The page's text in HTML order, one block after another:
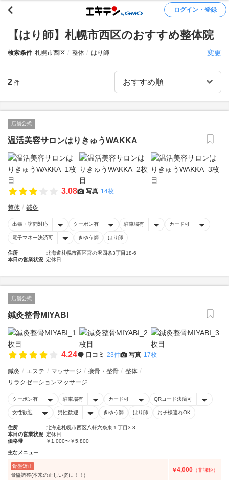
ログイン・登録
【はり師】札幌市西区のおすすめ整体院
検索条件 札幌市西区 整体 はり師 変更
2 件
店舗公式
温活美容サロンはりきゅうWAKKA
3.08 写真 14枚
整体 鍼灸
出張・訪問対応 クーポン有 駐車場有 カード可
電子マネー決済可 きゆう師 はり師
住所
北海道札幌市西区宮の沢四条3丁目18-6
本日の営業状況 定休日
店舗公式
鍼灸整骨MIYABI
4.24 口コミ 23件 写真 17枚
鍼灸 エステ マッサージ 接骨・整骨
整体
リラクゼーションマッサージ
クーポン有 駐車場有 カード可 QRコード決済可
女性歓迎 男性歓迎 きゆう師 はり師 お子様連れOK
住所
北海道札幌市西区八軒六条東１丁目3₋3
本日の営業状況 定休日
価格帯
￥1,000〜￥5,800
主なメニュー
骨盤矯正
骨盤調整(本来の正しい姿に！！)
￥4,000 （非課税）